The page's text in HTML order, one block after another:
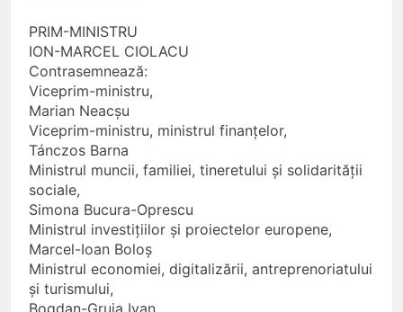
PRIM-MINISTRU
ION-MARCEL CIOLACU
Contrasemnează:
Viceprim-ministru,
Marian Neacșu
Viceprim-ministru, ministrul finanțelor,
Tánczos Barna
Ministrul muncii, familiei, tineretului și solidarității
sociale,
Simona Bucura-Oprescu
Ministrul investițiilor și proiectelor europene,
Marcel-Ioan Boloș
Ministrul economiei, digitalizării, antreprenoriatului
și turismului,
Bogdan-Gruia Ivan